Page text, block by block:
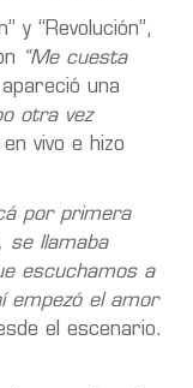
y “Revolución”,
“Me cuesta
una
otra vez
vivo e hizo
por primera
se llamaba
escuchamos a
empezó el amor
el escenario.